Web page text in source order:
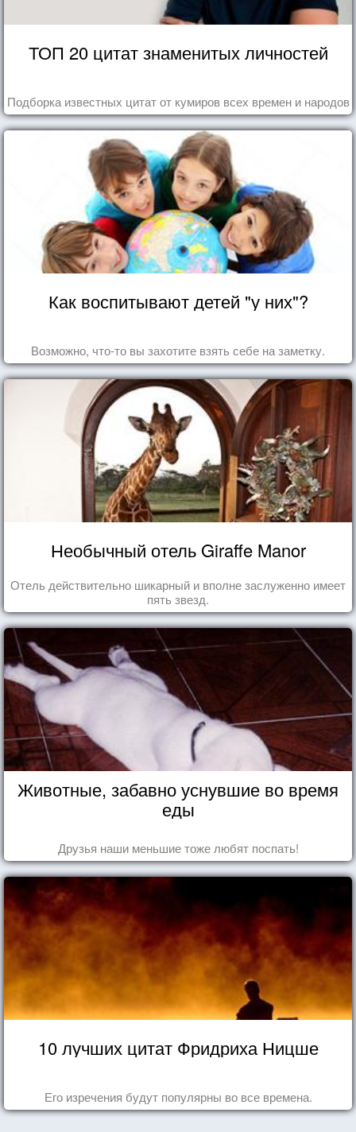
ТОП 20 цитат знаменитых личностей
Подборка известных цитат от кумиров всех времен и народов
Как воспитывают детей "у них"?
Возможно, что-то вы захотите взять себе на заметку.
Необычный отель Giraffe Manor
Отель действительно шикарный и вполне заслуженно имеет
пять звезд.
Животные, забавно уснувшие во время
еды
Друзья наши меньшие тоже любят поспать!
10 лучших цитат Фридриха Ницше
Его изречения будут популярны во все времена.